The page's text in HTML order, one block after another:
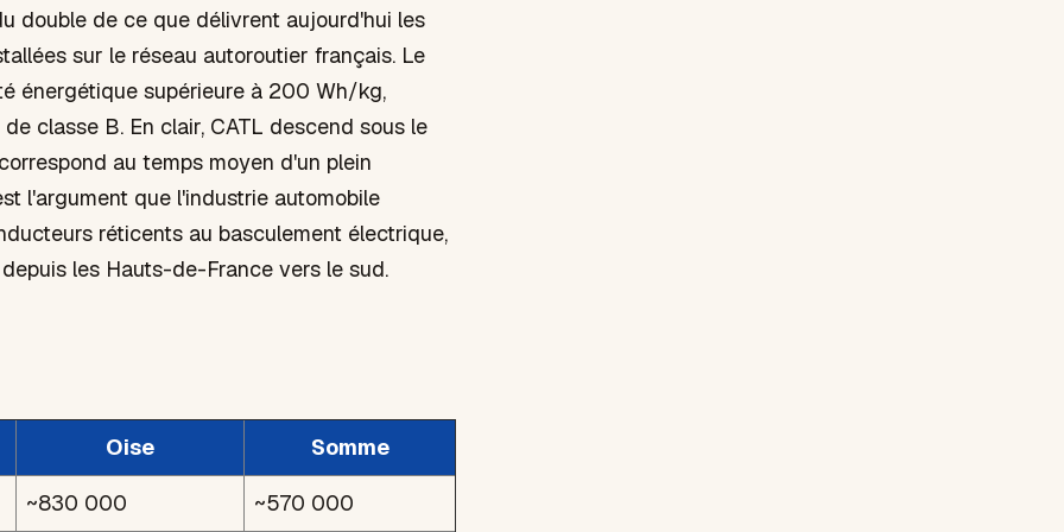
double de ce que délivrent aujourd'hui les
sur le réseau autoroutier français. Le
énergétique supérieure à 200 Wh/kg,
classe B. En clair, CATL descend sous le
au temps moyen d'un plein
l'argument que l'industrie automobile
réticents au basculement électrique,
les Hauts-de-France vers le sud.
Oise Somme
~830 000 ~570 000